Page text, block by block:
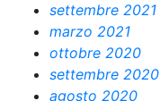
settembre 2021
marzo 2021
ottobre 2020
settembre 2020
agosto 2020